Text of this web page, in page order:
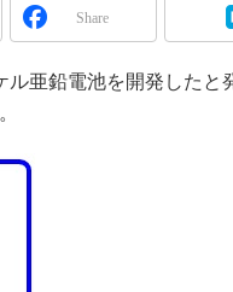
車載ソフト開発
ISO26262
無償設計ツール
デジタルツインとCAE
Share
亜鉛電池を開発したと